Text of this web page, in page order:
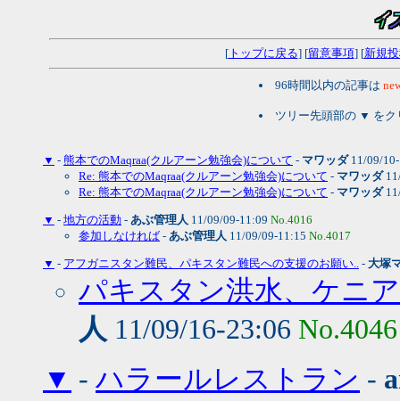
[トップに戻る] [留意事項] [新規
96時間以内の記事は
ツリー先頭部の ▼ をク
▼ - 熊本でのMaqraa(クルアーン勉強会)について - マワッダ11/09/
Re: 熊本でのMaqraa(クルアーン勉強会)について - マワッダ
Re: 熊本でのMaqraa(クルアーン勉強会)について - マワッダ
▼ - 地方の活動 - あぶ管理人 11/09/09-11:09 No.4016
参加しなければ - あぶ管理人 11/09/09-11:15 No.4017
▼ - アフガニスタン難民、パキスタン難民への支援のお願い.. - 大塚
パキスタン洪水、ケニ
人 11/09/16-23:06 No.4046
▼ -ハラールレストラン -